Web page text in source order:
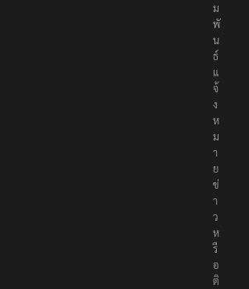
ม
พั
น
ธ์
แ
จ้
ง
ห
ม
า
ย
ข่
า
ว
ห
รื
อ
ติ